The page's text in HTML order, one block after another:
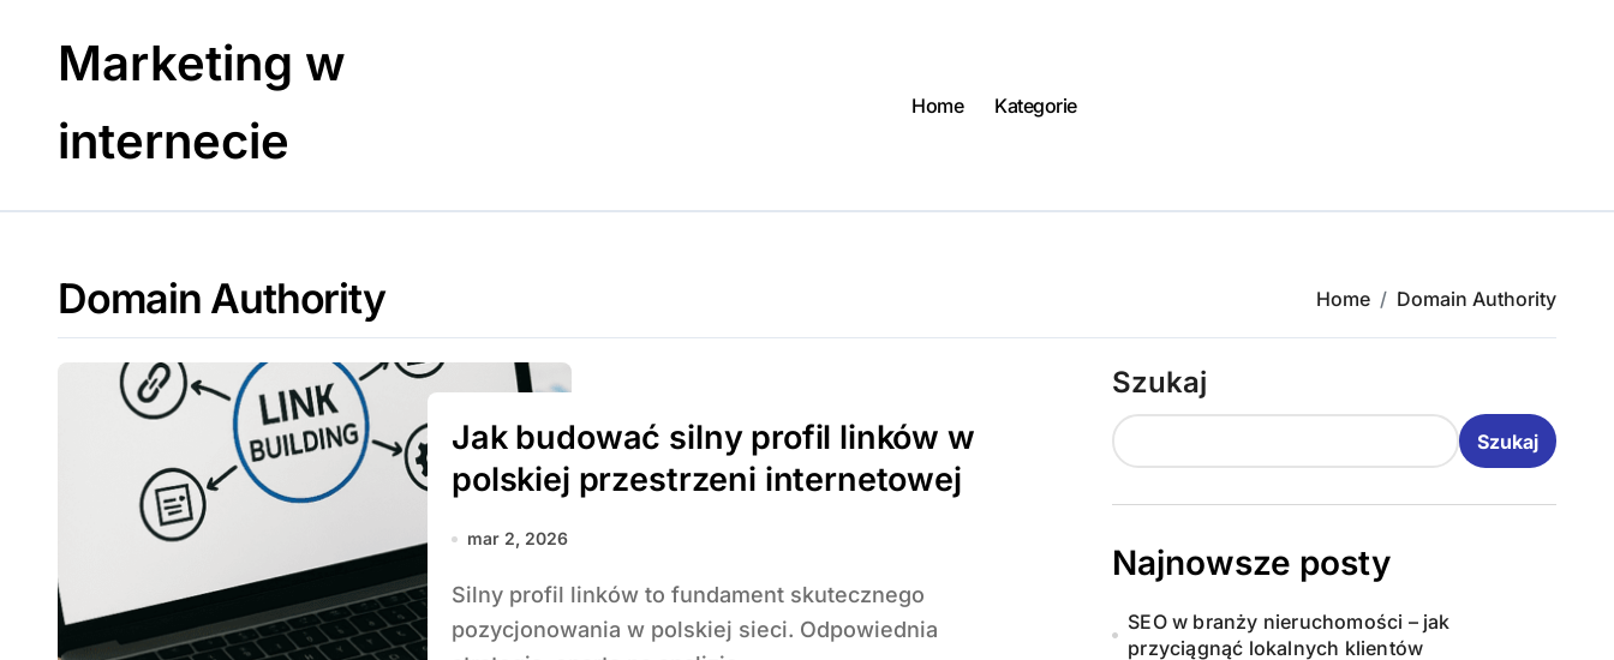
Marketing w
internecie
Home Kategorie
Domain Authority Home Domain Authority
Jak budować silny profil linków w
polskiej przestrzeni internetowej
mar 2, 2026
Silny profil linków to fundament skutecznego
pozycjonowania w polskiej sieci. Odpowiednia
Szukaj
Szukaj
Najnowsze posty
SEO w branży nieruchomości – jak
przyciągnąć lokalnych klientów